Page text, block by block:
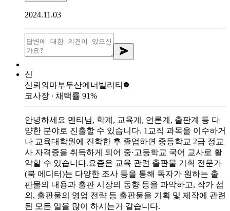
2024.11.03
신
신뢰의마부두산에너빌리티
코사장 ∙ 채택률 91%
안녕하세요 멘티님, 학계, 교육계, 언론계, 출판계 등 다
양한 분야로 진출할 수 있습니다. 1교직 과목을 이수하거
나 교육대학원에 진학한 후 졸업하면 중등학교 2급 정교
사 자격증을 취득하게 되어 중·고등학교 국어 교사로 활
약할 수 있습니다.요즘은 교육 관련 출판물 기획 전문가
(북 에디터)는 다양한 조사 등을 통해 독자가 원하는 출
판물의 내용과 출판 시장의 동향 등을 파악하고, 작가 섭
외, 출판물의 영업 전략 등 출판물을 기획 및 제작에 관련
된 모든 일을 많이 하시는거 같습니다.